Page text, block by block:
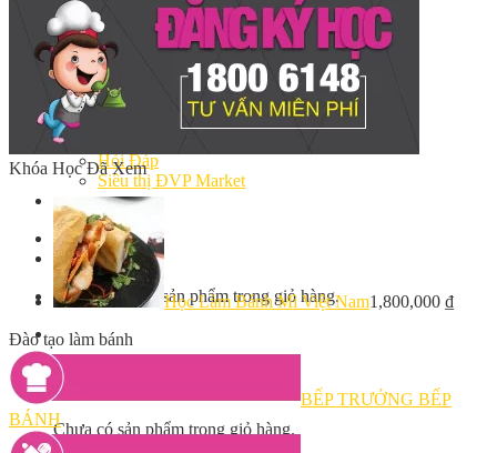
Kinh Nghiệm Kinh Doanh
Cơ Hội Việc Làm
Kiến Thức – Kỹ Năng
Dụng Cụ Làm Bánh
Nguyên Liệu Làm Bánh
Gương Thành Công
Hỏi Đáp
Siêu thị ĐVP Market
Việc Làm
Chưa có sản phẩm trong giỏ hàng.
Giỏ hàng
Chưa có sản phẩm trong giỏ hàng.
Khóa Học Đã Xem
Học Làm Bánh Mì Việt Nam1,800,000 ₫
Đào tạo làm bánh
BẾP TRƯỞNG BẾP
BÁNH